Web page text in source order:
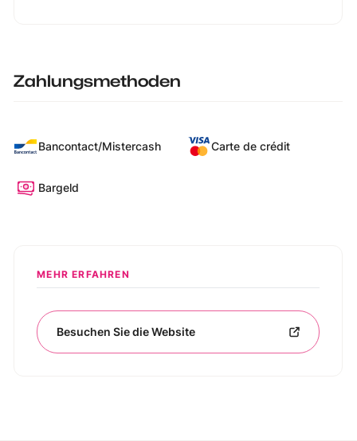
Zahlungsmethoden
Bancontact/Mistercash Carte de crédit
Bargeld
MEHR ERFAHREN
Besuchen Sie die Website